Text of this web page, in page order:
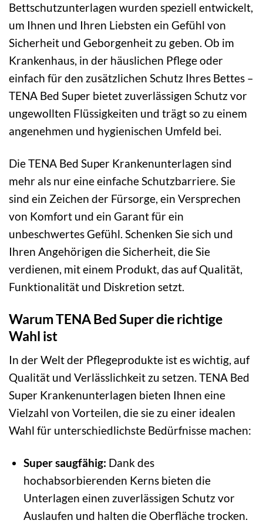
Bettschutzunterlagen wurden speziell entwickelt,
um Ihnen und Ihren Liebsten ein Gefühl von
Sicherheit und Geborgenheit zu geben. Ob im
Krankenhaus, in der häuslichen Pflege oder
einfach für den zusätzlichen Schutz Ihres Bettes –
TENA Bed Super bietet zuverlässigen Schutz vor
ungewollten Flüssigkeiten und trägt so zu einem
angenehmen und hygienischen Umfeld bei.
Die TENA Bed Super Krankenunterlagen sind
mehr als nur eine einfache Schutzbarriere. Sie
sind ein Zeichen der Fürsorge, ein Versprechen
von Komfort und ein Garant für ein
unbeschwertes Gefühl. Schenken Sie sich und
Ihren Angehörigen die Sicherheit, die Sie
verdienen, mit einem Produkt, das auf Qualität,
Funktionalität und Diskretion setzt.
Warum TENA Bed Super die richtige
Wahl ist
In der Welt der Pflegeprodukte ist es wichtig, auf
Qualität und Verlässlichkeit zu setzen. TENA Bed
Super Krankenunterlagen bieten Ihnen eine
Vielzahl von Vorteilen, die sie zu einer idealen
Wahl für unterschiedlichste Bedürfnisse machen:
Super saugfähig: Dank des
hochabsorbierenden Kerns bieten die
Unterlagen einen zuverlässigen Schutz vor
Auslaufen und halten die Oberfläche trocken.